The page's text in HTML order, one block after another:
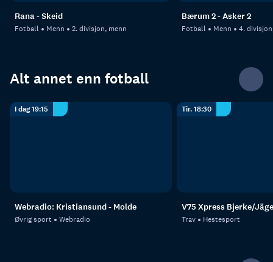
Rana - Skeid
Fotball Menn 2. divisjon, menn
Bærum 2 - Asker 2
Fotball Menn 4.
Alt annet enn fotball
I dag 19:15
Webradio: Kristiansund - Molde
Øvrig sport Webradio
Tir. 18:30
V75 Xpress Bjerke/
Trav Hestesport